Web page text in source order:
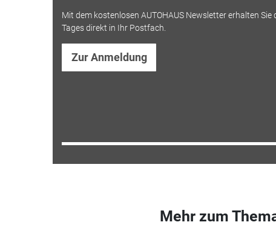
Mit dem kostenlosen AUTOHAUS Newsletter erhalten
Tages direkt in Ihr Postfach.
Zur Anmeldung
Mehr zum